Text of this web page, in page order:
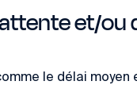
et/
le délai moyen